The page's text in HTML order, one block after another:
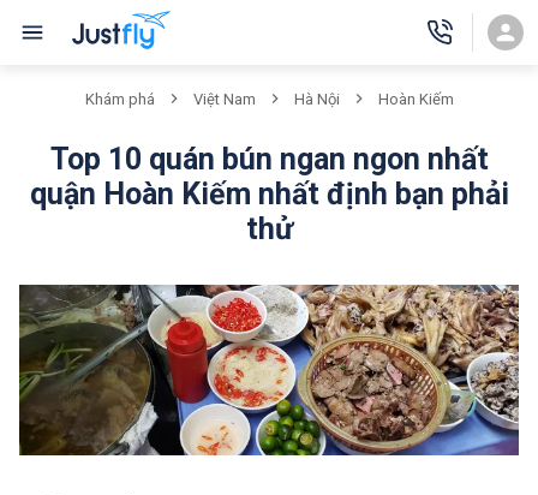
Khám phá Việt Nam Hà Nội Hoàn Kiếm
Top 10 quán bún ngan ngon nhất
quận Hoàn Kiếm nhất định bạn phải
thử